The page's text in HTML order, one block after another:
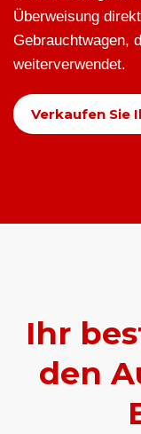
Überweisung
Gebrauchtwagen,
weiterverwendet.
Verkaufen Sie
Ihr
den